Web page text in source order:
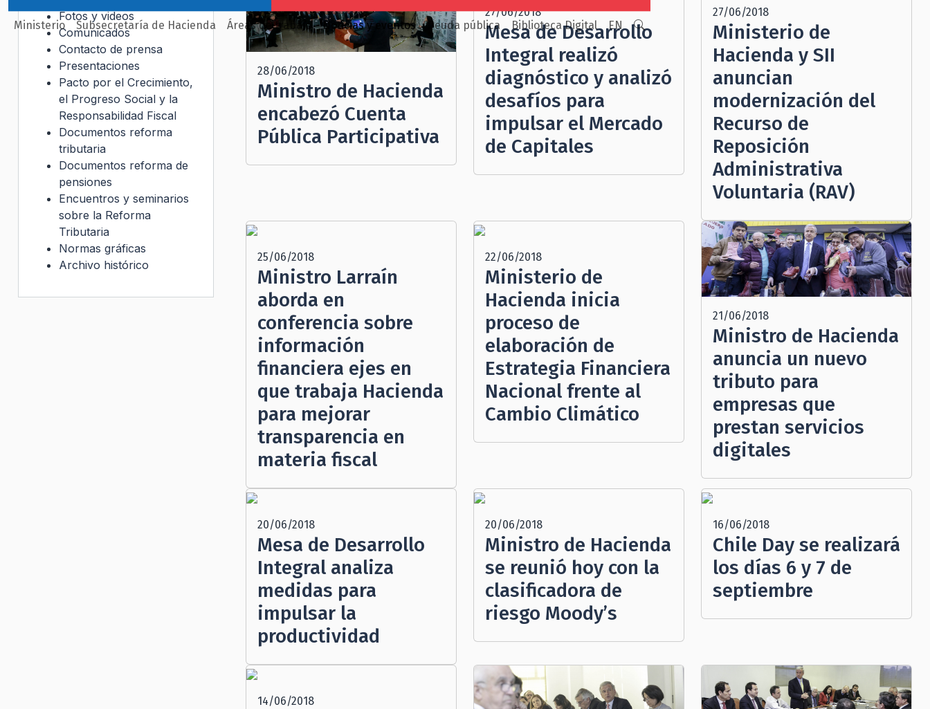
Ministerio Subsecretaría de Hacienda Áreas de trabajo Noticias y eventos Deuda pública Biblioteca Digital EN
28/06/2018
Ministro de Hacienda
encabezó Cuenta
Pública Participativa
27/06/2018
Mesa de Desarrollo
Integral realizó
diagnóstico y analizó
desafíos para
impulsar el Mercado
de Capitales
27/06/2018
Ministerio de
Hacienda y SII
anuncian
modernización del
Recurso de
Reposición
Administrativa
Voluntaria (RAV)
25/06/2018
Ministro Larraín
aborda en
conferencia sobre
información
financiera ejes en
que trabaja Hacienda
para mejorar
transparencia en
materia fiscal
22/06/2018
Ministerio de
Hacienda inicia
proceso de
elaboración de
Estrategia Financiera
Nacional frente al
Cambio Climático
21/06/2018
Ministro de Hacienda
anuncia un nuevo
tributo para
empresas que
prestan servicios
digitales
20/06/2018
Mesa de Desarrollo
Integral analiza
medidas para
impulsar la
productividad
20/06/2018
Ministro de Hacienda
se reunió hoy con la
clasificadora de
riesgo Moody’s
16/06/2018
Chile Day se realizará
los días 6 y 7 de
septiembre
14/06/2018
Fotos y videos
Comunicados
Contacto de prensa
Presentaciones
Pacto por el Crecimiento,
el Progreso Social y la
Responsabilidad Fiscal
Documentos reforma
tributaria
Documentos reforma de
pensiones
Encuentros y seminarios
sobre la Reforma
Tributaria
Normas gráficas
Archivo histórico